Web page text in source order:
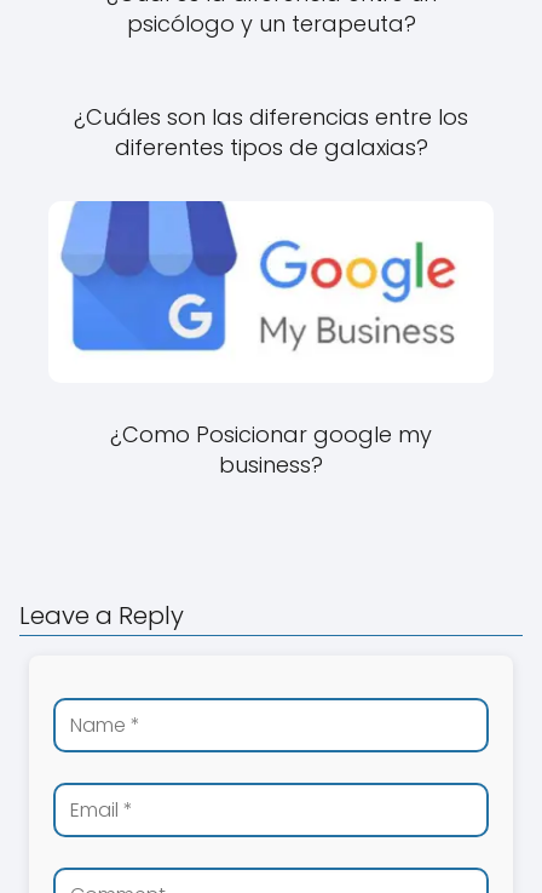
psicólogo y un terapeuta?
¿Cuáles son las diferencias entre los
diferentes tipos de galaxias?
¿Como Posicionar google my
business?
Leave a Reply